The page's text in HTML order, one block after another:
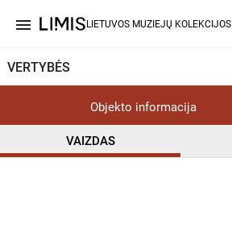
menu LIETUVOS MUZIEJŲ KOLEKCIJOS
VERTYBĖS
Objekto informacija
VAIZDAS
CC BY help_outline